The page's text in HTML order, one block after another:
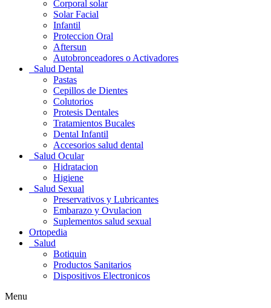
Corporal solar
Solar Facial
Infantil
Proteccion Oral
Aftersun
Autobronceadores o Activadores
Salud Dental
Pastas
Cepillos de Dientes
Colutorios
Protesis Dentales
Tratamientos Bucales
Dental Infantil
Accesorios salud dental
Salud Ocular
Hidratacion
Higiene
Salud Sexual
Preservativos y Lubricantes
Embarazo y Ovulacion
Suplementos salud sexual
Ortopedia
Salud
Botiquin
Productos Sanitarios
Dispositivos Electronicos
Menu